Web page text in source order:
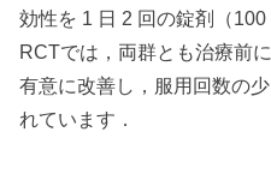
効性を 1 日 2 回の錠剤（
RCTでは，両群とも治療前
有意に改善し，服用回数の
れています．